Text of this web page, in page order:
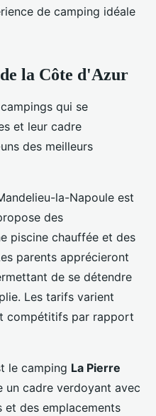
de camping idéale
la Côte d'Azur
qui se
et leur cadre
des meilleurs
la-Napoule est
des
piscine chauffée et des
parents apprécieront
de se détendre
Les tarifs varient
compétitifs par rapport
le camping La Pierre
un cadre verdoyant avec
et des emplacements